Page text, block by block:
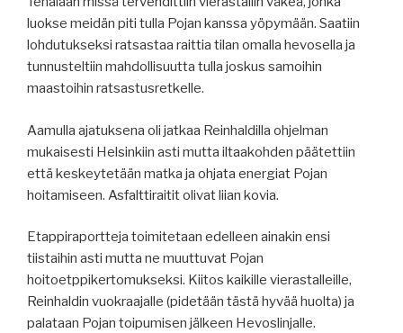
luokse meidän piti tulla Pojan kanssa yöpymään. Saatiin
lohdutukseksi ratsastaa raittia tilan omalla hevosella ja
tunnusteltiin mahdollisuutta tulla joskus samoihin
maastoihin ratsastusretkelle.
Aamulla ajatuksena oli jatkaa Reinhaldilla ohjelman
mukaisesti Helsinkiin asti mutta iltaakohden päätettiin
että keskeytetään matka ja ohjata energiat Pojan
hoitamiseen. Asfalttiraitit olivat liian kovia.
Etappiraportteja toimitetaan edelleen ainakin ensi
tiistaihin asti mutta ne muuttuvat Pojan
hoitoetppikertomukseksi. Kiitos kaikille vierastalleille,
Reinhaldin vuokraajalle (pidetään tästä hyvää huolta) ja
palataan Pojan toipumisen jälkeen Hevoslinjalle.